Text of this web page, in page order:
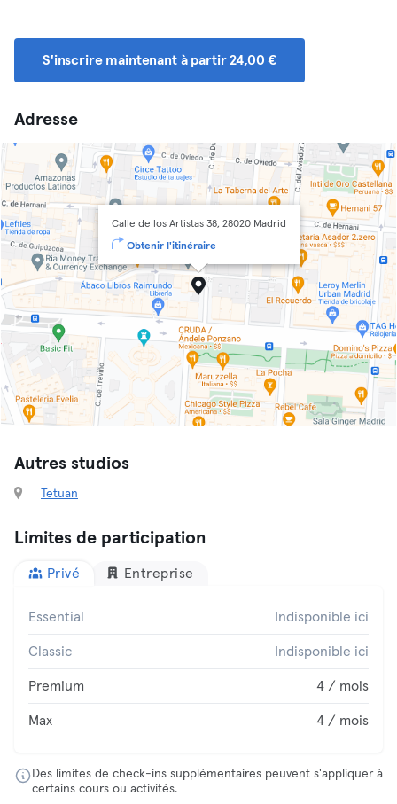
S'inscrire maintenant à partir 24,00 €
Adresse
Calle de los Artistas 38, 28020 Madrid
Obtenir l'itinéraire
Autres studios
Tetuan
Limites de participation
Privé Entreprise
Essential Indisponible ici
Classic Indisponible ici
Premium 4 / mois
Max 4 / mois
Des limites de check-ins supplémentaires peuvent s'appliquer à
certains cours ou activités.